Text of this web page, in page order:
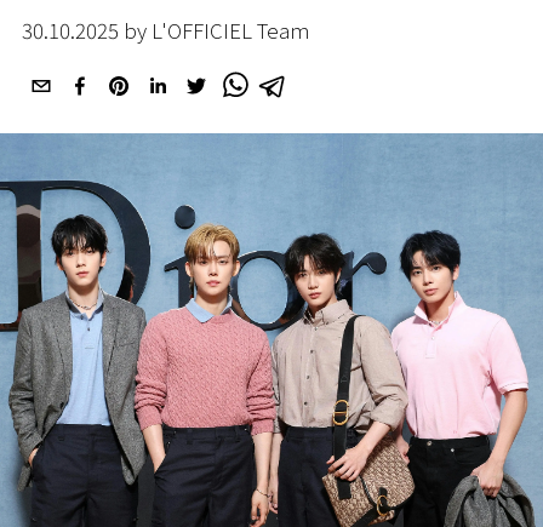
30.10.2025 by L'OFFICIEL Team